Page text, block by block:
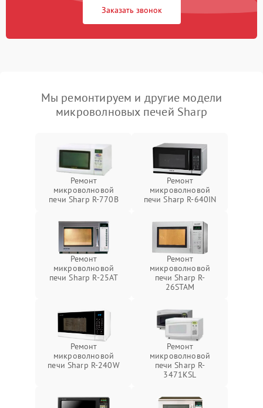
Заказать звонок
Мы ремонтируем и другие модели
микроволновых печей Sharp
Ремонт
микроволновой
печи Sharp R-770B
Ремонт
микроволновой
печи Sharp R-640IN
Ремонт
микроволновой
печи Sharp R-25AT
Ремонт
микроволновой
печи Sharp R-
26STAM
Ремонт
микроволновой
печи Sharp R-240W
Ремонт
микроволновой
печи Sharp R-
3471KSL